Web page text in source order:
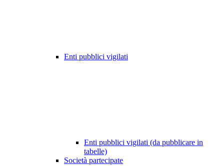
Enti pubblici vigilati
Enti pubblici vigilati (da pubblicare in
tabelle)
Società partecipate